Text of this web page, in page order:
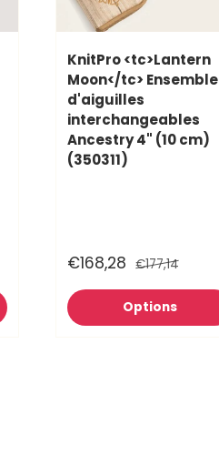
KnitPro <tc>Lantern
Moon</tc> Ensemble
d'aiguilles
interchangeables
Ancestry 4" (10 cm)
(350311)
€168,28 €177,14
Options